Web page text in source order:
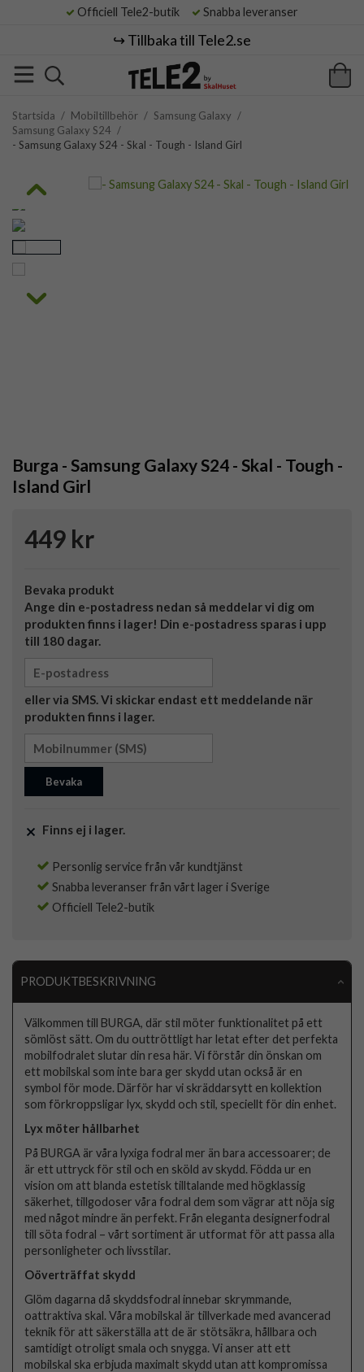
Officiell Tele2-butik Snabba leveranser
↪️ Tillbaka till Tele2.se
Startsida / Mobiltillbehör / Samsung Galaxy /
Samsung Galaxy S24 /
- Samsung Galaxy S24 - Skal - Tough - Island Girl
Burga - Samsung Galaxy S24 - Skal - Tough -
Island Girl
449 kr
Bevaka produkt
Ange din e-postadress nedan så meddelar vi dig om
produkten finns i lager! Din e-postadress sparas i upp
till 180 dagar.
eller via SMS. Vi skickar endast ett meddelande när
produkten finns i lager.
Bevaka
Finns ej i lager.
Personlig service från vår kundtjänst
Snabba leveranser från vårt lager i Sverige
Officiell Tele2-butik
PRODUKTBESKRIVNING
Välkommen till BURGA, där stil möter funktionalitet på ett
sömlöst sätt. Om du outtröttligt har letat efter det perfekta
mobilfodralet slutar din resa här. Vi förstår din önskan om
ett mobilskal som inte bara ger skydd utan också är en
symbol för mode. Därför har vi skräddarsytt en kollektion
som förkroppsligar lyx, skydd och stil, speciellt för din enhet.
Lyx möter hållbarhet
På BURGA är våra lyxiga fodral mer än bara accessoarer; de
är ett uttryck för stil och en sköld av skydd. Födda ur en
vision om att blanda estetisk tilltalande med högklassig
säkerhet, tillgodoser våra fodral dem som vägrar att nöja sig
med något mindre än perfekt. Från eleganta designerfodral
till söta fodral – vårt sortiment är utformat för att passa alla
personligheter och livsstilar.
Oöverträffat skydd
Glöm dagarna då skyddsfodral innebar skrymmande,
oattraktiva skal. Våra mobilskal är tillverkade med avancerad
teknik för att säkerställa att de är stötsäkra, hållbara och
samtidigt otroligt smala och snygga. Vi anser att ett
mobilskal ska erbjuda maximalt skydd utan att kompromissa